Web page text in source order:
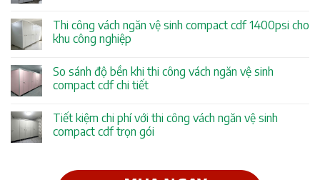
Thi công vách ngăn vệ sinh compact cdf 1400psi cho
khu công nghiệp
So sánh độ bền khi thi công vách ngăn vệ sinh
compact cdf chi tiết
Tiết kiệm chi phí với thi công vách ngăn vệ sinh
compact cdf trọn gói